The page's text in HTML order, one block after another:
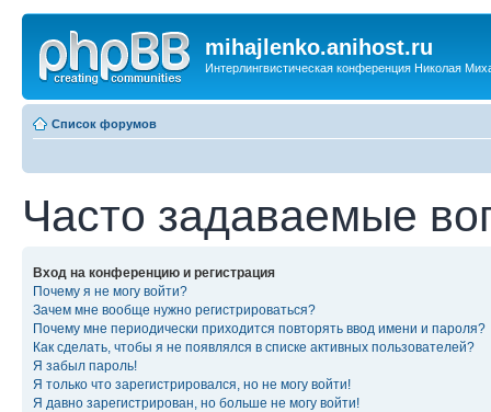
mihajlenko.anihost.ru
Интерлингвистическая конференция Николая
Список форумов
Часто задаваемые
Вход на конференцию и регистрация
Почему я не могу войти?
Зачем мне вообще нужно регистрироваться?
Почему мне периодически приходится повторять ввод имени и пароля?
Как сделать, чтобы я не появлялся в списке активных пользователей?
Я забыл пароль!
Я только что зарегистрировался, но не могу войти!
Я давно зарегистрирован, но больше не могу войти!